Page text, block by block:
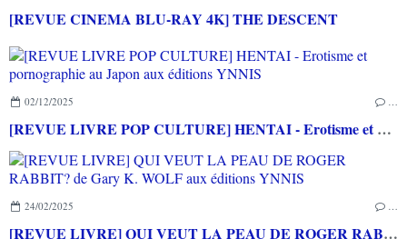
[REVUE CINEMA BLU-RAY 4K] THE DESCENT
02/12/2025 …
[REVUE LIVRE POP CULTURE] HENTAI - Erotisme et pornographie au Japon aux éditions YNNIS
24/02/2025 …
[REVUE LIVRE] QUI VEUT LA PEAU DE ROGER RABBIT? de Gary K. WOLF aux éditions YNNIS